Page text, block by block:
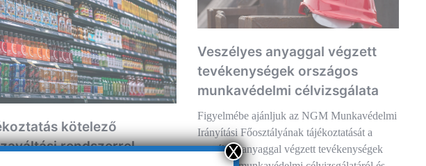
kötelező
rendszerrel
Veszélyes anyaggal végzett
tevékenységek országos
munkavédelmi célvizsgálata
Figyelmébe ajánljuk az NGM Munkavédelmi
Irányítási Főosztályának tájékoztatását a
veszélyes anyaggal végzett tevékenységek
X